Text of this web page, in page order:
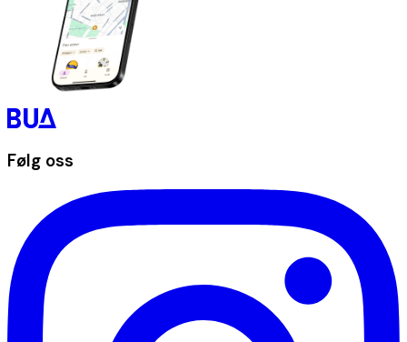
Følg oss